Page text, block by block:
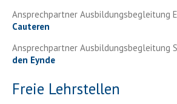
Ansprechpartner Ausbildungsbegleitung
Cauteren
Ansprechpartner Ausbildungsbegleitung
den Eynde
Freie Lehrstellen